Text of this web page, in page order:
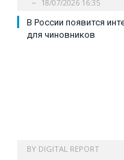
18/07/2026 16:35
В России появится
для чиновников
BY DIGITAL REPORT